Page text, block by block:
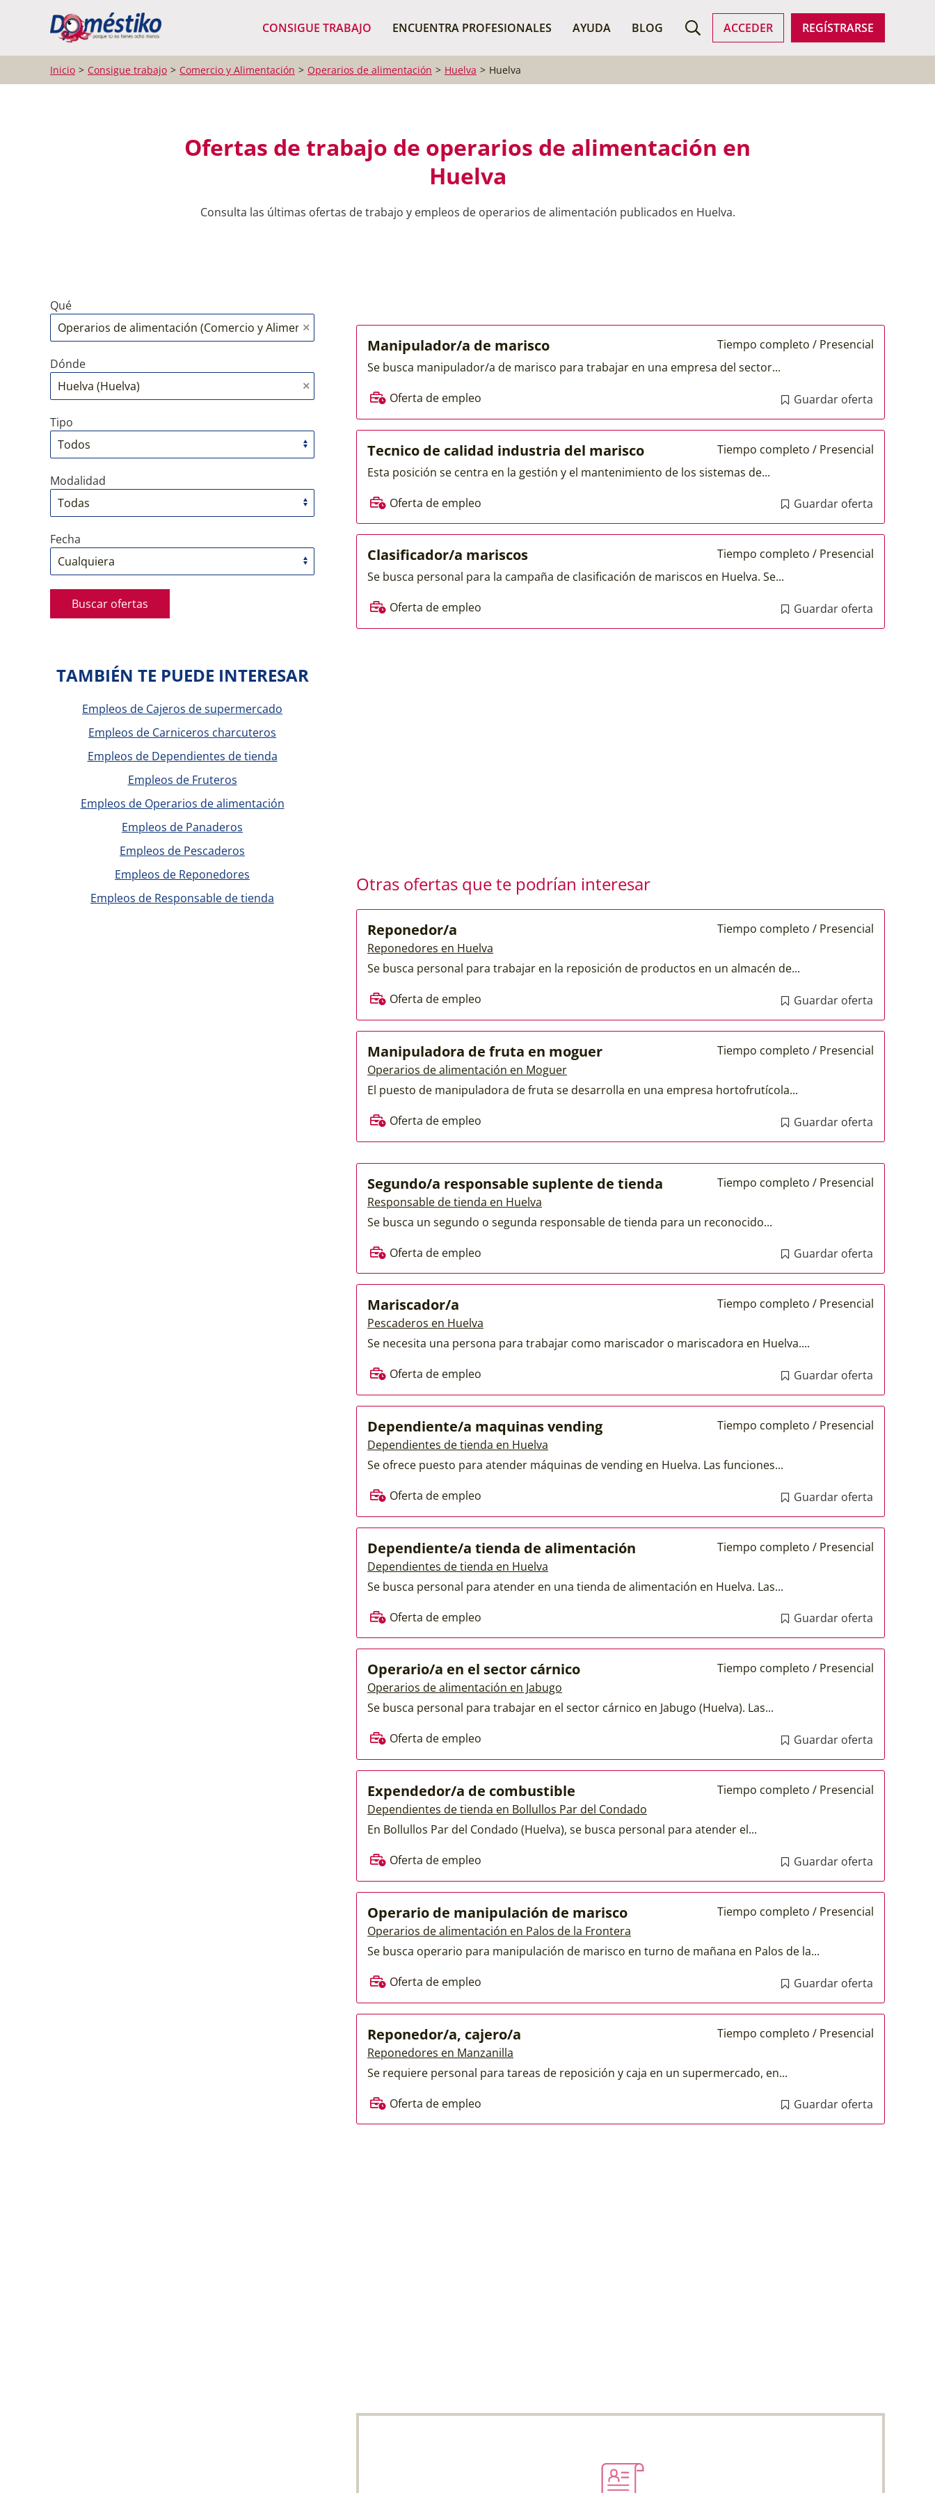
CONSIGUE TRABAJO ENCUENTRA PROFESIONALES AYUDA BLOG ACCEDER REGÍSTRARSE
BUSCAR EMPLEO
Inicio Consigue trabajo Comercio y Alimentación Operarios de alimentación Huelva Huelva
Ofertas de trabajo de operarios de alimentación en
Huelva
Consulta las últimas ofertas de trabajo y empleos de operarios de alimentación publicados en Huelva.
Qué
Dónde
Tipo
Modalidad
Fecha
Buscar ofertas
Manipulador/a de marisco
Tiempo completo / Presencial
Se busca manipulador/a de marisco para trabajar en una empresa del sector...
Oferta de empleo
Guardar oferta
Tecnico de calidad industria del marisco
Tiempo completo / Presencial
Esta posición se centra en la gestión y el mantenimiento de los sistemas de...
Oferta de empleo
Guardar oferta
Clasificador/a mariscos
Tiempo completo / Presencial
Se busca personal para la campaña de clasificación de mariscos en Huelva. Se...
Oferta de empleo
Guardar oferta
Otras ofertas que te podrían interesar
Reponedor/a
Reponedores en Huelva
Tiempo completo / Presencial
Se busca personal para trabajar en la reposición de productos en un almacén de...
Oferta de empleo
Guardar oferta
Manipuladora de fruta en moguer
Operarios de alimentación en Moguer
Tiempo completo / Presencial
El puesto de manipuladora de fruta se desarrolla en una empresa hortofrutícola...
Oferta de empleo
Guardar oferta
Segundo/a responsable suplente de tienda
Responsable de tienda en Huelva
Tiempo completo / Presencial
Se busca un segundo o segunda responsable de tienda para un reconocido...
Oferta de empleo
Guardar oferta
Mariscador/a
Pescaderos en Huelva
Tiempo completo / Presencial
Se necesita una persona para trabajar como mariscador o mariscadora en Huelva....
Oferta de empleo
Guardar oferta
Dependiente/a maquinas vending
Dependientes de tienda en Huelva
Tiempo completo / Presencial
Se ofrece puesto para atender máquinas de vending en Huelva. Las funciones...
Oferta de empleo
Guardar oferta
Dependiente/a tienda de alimentación
Dependientes de tienda en Huelva
Tiempo completo / Presencial
Se busca personal para atender en una tienda de alimentación en Huelva. Las...
Oferta de empleo
Guardar oferta
Operario/a en el sector cárnico
Operarios de alimentación en Jabugo
Tiempo completo / Presencial
Se busca personal para trabajar en el sector cárnico en Jabugo (Huelva). Las...
Oferta de empleo
Guardar oferta
Expendedor/a de combustible
Dependientes de tienda en Bollullos Par del Condado
Tiempo completo / Presencial
En Bollullos Par del Condado (Huelva), se busca personal para atender el...
Oferta de empleo
Guardar oferta
Operario de manipulación de marisco
Operarios de alimentación en Palos de la Frontera
Tiempo completo / Presencial
Se busca operario para manipulación de marisco en turno de mañana en Palos de la...
Oferta de empleo
Guardar oferta
Reponedor/a, cajero/a
Reponedores en Manzanilla
Tiempo completo / Presencial
Se requiere personal para tareas de reposición y caja en un supermercado, en...
Oferta de empleo
Guardar oferta
TAMBIÉN TE PUEDE INTERESAR
Empleos de Cajeros de supermercado
Empleos de Carniceros charcuteros
Empleos de Dependientes de tienda
Empleos de Fruteros
Empleos de Operarios de alimentación
Empleos de Panaderos
Empleos de Pescaderos
Empleos de Reponedores
Empleos de Responsable de tienda